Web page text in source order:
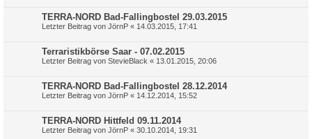
TERRA-NORD Bad-Fallingbostel 29.03.2015
Letzter Beitrag von JörnP « 14.03.2015, 17:41
Terraristikbörse Saar - 07.02.2015
Letzter Beitrag von StevieBlack « 13.01.2015, 20:06
TERRA-NORD Bad-Fallingbostel 28.12.2014
Letzter Beitrag von JörnP « 14.12.2014, 15:52
TERRA-NORD Hittfeld 09.11.2014
Letzter Beitrag von JörnP « 30.10.2014, 19:31